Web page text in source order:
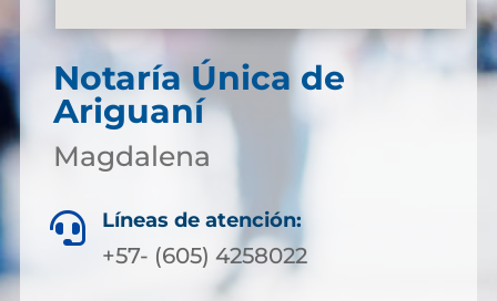
Notaría Única de
Ariguaní
Magdalena
 Líneas de atención:
+57- (605) 4258022